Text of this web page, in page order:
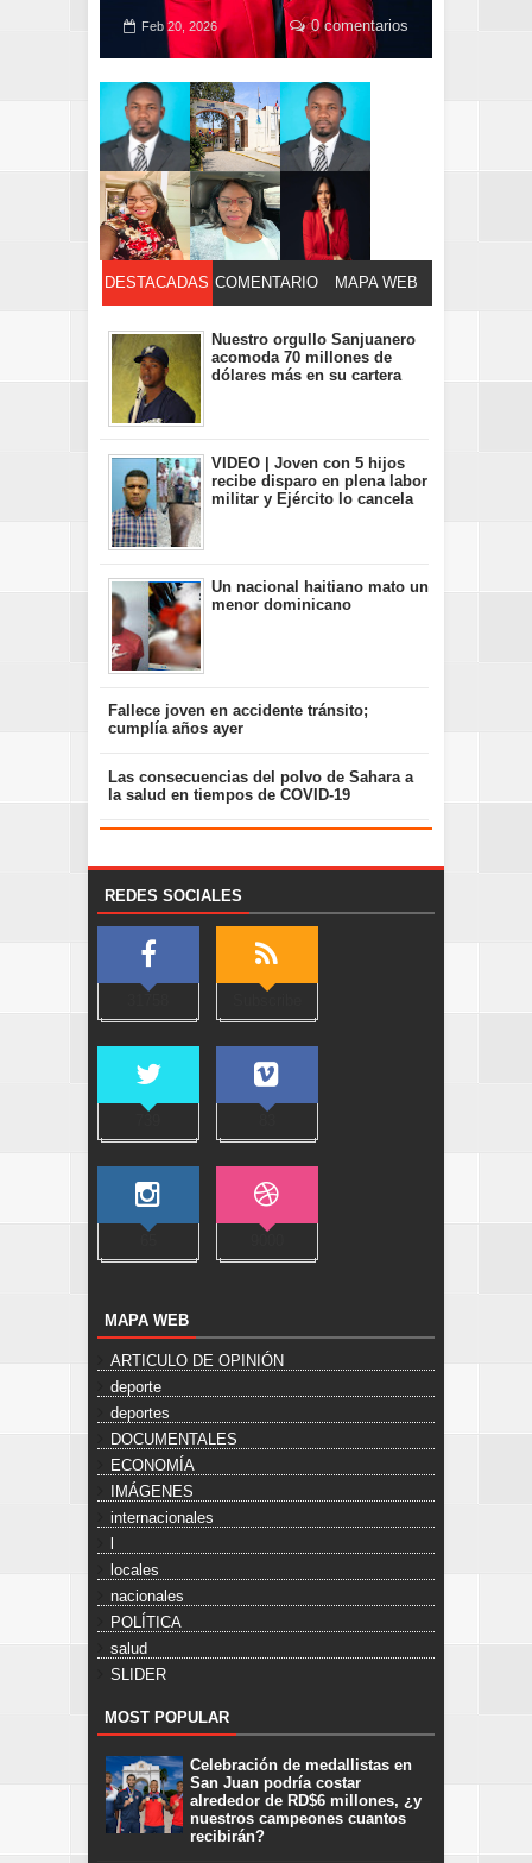
Feb 20, 2026 0 comentarios
DESTACADAS COMENTARIO MAPA WEB
Nuestro orgullo Sanjuanero
acomoda 70 millones de
dólares más en su cartera
VIDEO | Joven con 5 hijos
recibe disparo en plena labor
militar y Ejército lo cancela
Un nacional haitiano mato un
menor dominicano
Fallece joven en accidente tránsito;
cumplía años ayer
Las consecuencias del polvo de Sahara a
la salud en tiempos de COVID-19
REDES SOCIALES
MAPA WEB
ARTICULO DE OPINIÓN
deporte
deportes
DOCUMENTALES
ECONOMÍA
IMÁGENES
internacionales
locales
nacionales
POLÍTICA
salud
SLIDER
MOST POPULAR
Celebración de medallistas en
San Juan podría costar
alrededor de RD$6 millones, ¿y
nuestros campeones cuantos
recibirán?